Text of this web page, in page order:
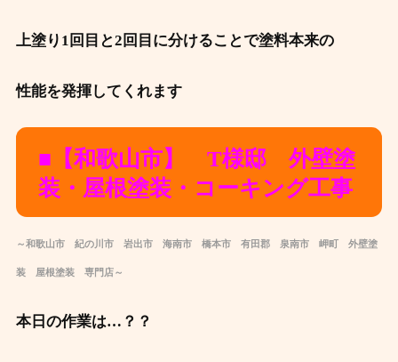
上塗り1回目と2回目に分けることで塗料本来の
性能を発揮してくれます
■【和歌山市】 T様邸 外壁塗
装・屋根塗装・コーキング工事
～和歌山市 紀の川市 岩出市 海南市 橋本市 有田郡 泉南市 岬町 外壁塗
装 屋根塗装 専門店～
本日の作業は…？？